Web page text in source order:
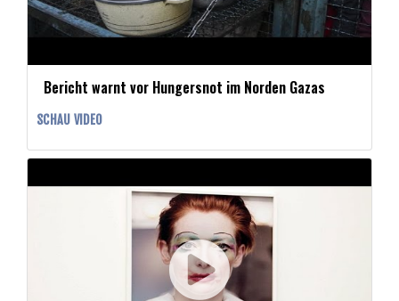
Bericht warnt vor Hungersnot im Norden Gazas
SCHAU VIDEO